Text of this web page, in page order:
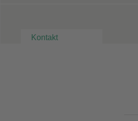
Kontakt